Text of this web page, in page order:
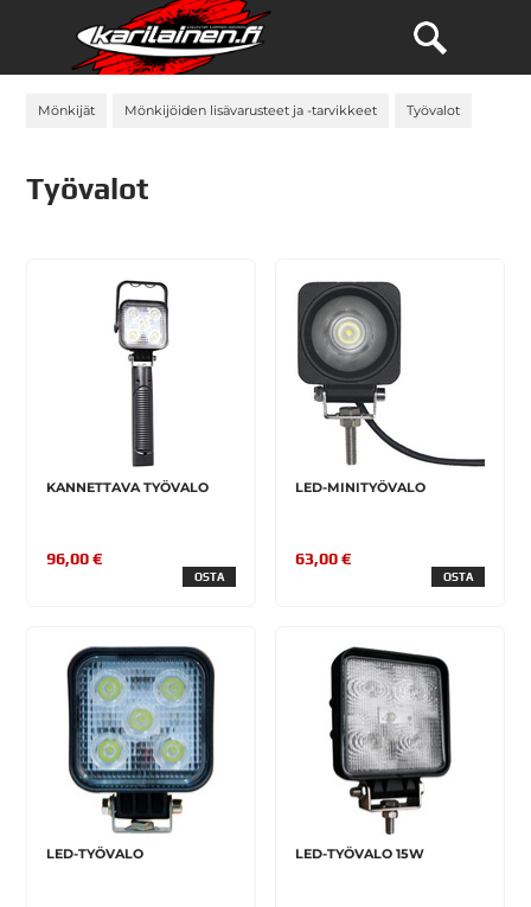
Mönkijät Mönkijöiden lisävarusteet ja -tarvikkeet Työvalot
Työvalot
KANNETTAVA TYÖVALO
96,00 €
OSTA
LED-MINITYÖVALO
63,00 €
OSTA
LED-TYÖVALO LED-TYÖVALO 15W